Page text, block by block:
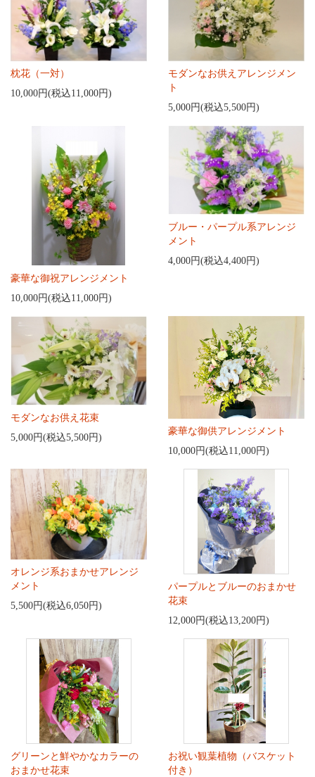
枕花（一対）
10,000円(税込11,000円)
モダンなお供えアレンジメン
ト
5,000円(税込5,500円)
豪華な御祝アレンジメント
10,000円(税込11,000円)
ブルー・パープル系アレンジ
メント
4,000円(税込4,400円)
モダンなお供え花束
5,000円(税込5,500円)
豪華な御供アレンジメント
10,000円(税込11,000円)
オレンジ系おまかせアレンジ
メント
5,500円(税込6,050円)
パープルとブルーのおまかせ
花束
12,000円(税込13,200円)
グリーンと鮮やかなカラーの
おまかせ花束
お祝い観葉植物（バスケット
付き）